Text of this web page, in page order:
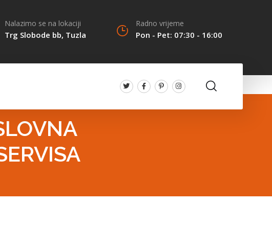
Nalazimo se na lokaciji
Trg Slobode bb, Tuzla
Radno vrijeme
Pon - Pet: 07:30 - 16:00